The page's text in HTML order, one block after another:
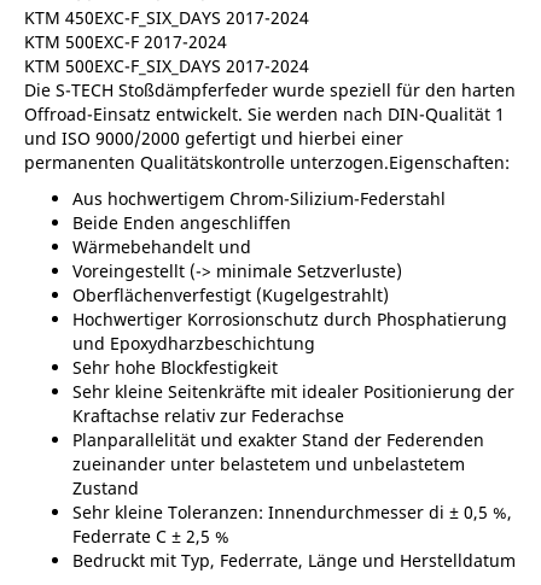
KTM 450EXC-F_SIX_DAYS 2017-2024
KTM 500EXC-F 2017-2024
KTM 500EXC-F_SIX_DAYS 2017-2024
Die S-TECH Stoßdämpferfeder wurde speziell für den harten
Offroad-Einsatz entwickelt. Sie werden nach DIN-Qualität 1
und ISO 9000/2000 gefertigt und hierbei einer
permanenten Qualitätskontrolle unterzogen.Eigenschaften:
Aus hochwertigem Chrom-Silizium-Federstahl
Beide Enden angeschliffen
Wärmebehandelt und
Voreingestellt (-> minimale Setzverluste)
Oberflächenverfestigt (Kugelgestrahlt)
Hochwertiger Korrosionschutz durch Phosphatierung
und Epoxydharzbeschichtung
Sehr hohe Blockfestigkeit
Sehr kleine Seitenkräfte mit idealer Positionierung der
Kraftachse relativ zur Federachse
Planparallelität und exakter Stand der Federenden
zueinander unter belastetem und unbelastetem
Zustand
Sehr kleine Toleranzen: Innendurchmesser di ± 0,5 %,
Federrate C ± 2,5 %
Bedruckt mit Typ, Federrate, Länge und Herstelldatum